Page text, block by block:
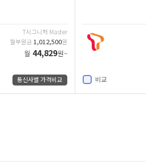
T시그니처 Master
할부원금1,012,500원
월 44,829원~
통신사별 가격비교 비교